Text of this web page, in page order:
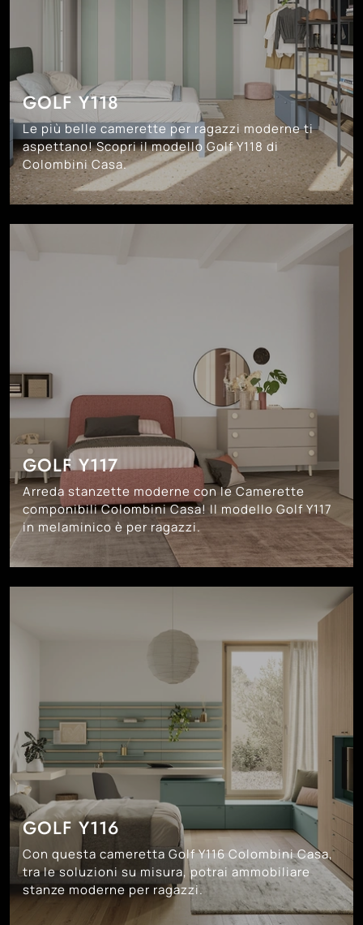
GOLF Y118
Le più belle camerette per ragazzi moderne ti
aspettano! Scopri il modello Golf Y118 di
Colombini Casa.
GOLF Y117
Arreda stanzette moderne con le Camerette
componibili Colombini Casa! Il modello Golf Y117
in melaminico è per ragazzi.
GOLF Y116
Con questa cameretta Golf Y116 Colombini Casa,
tra le soluzioni su misura, potrai ammobiliare
stanze moderne per ragazzi.